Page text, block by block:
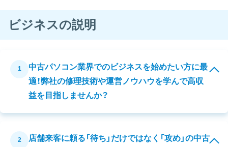
ビジネスの説明
1
中古パソコン業界でのビジネスを始めたい方に最
適！弊社の修理技術や運営ノウハウを学んで高収
益を目指しませんか？
2
店舗来客に頼る「待ち」だけではなく「攻め」の中古